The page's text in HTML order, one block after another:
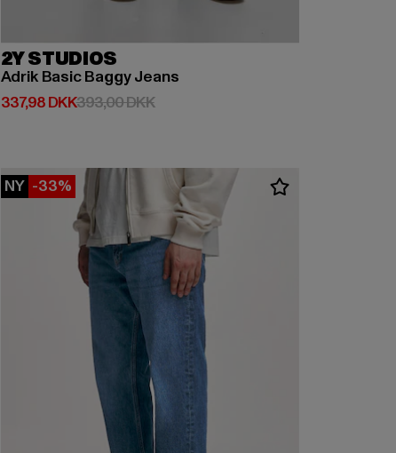
2Y STUDIOS
Adrik Basic Baggy Jeans
337,98 DKK
Nuværende pris: 337,98 DKK
393,00 DKKKampagnepris: 393,00 DKK
NY -33%